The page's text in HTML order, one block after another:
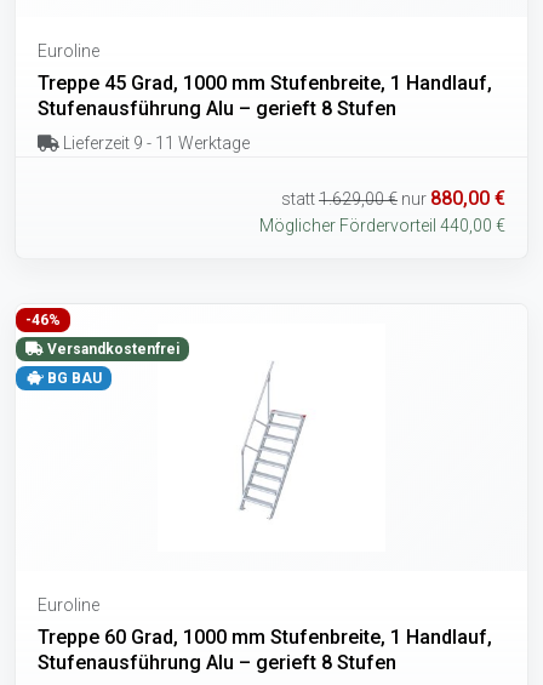
Euroline
Treppe 45 Grad, 1000 mm Stufenbreite, 1 Handlauf,
Stufenausführung Alu – gerieft 8 Stufen
Lieferzeit 9 - 11 Werktage
statt1.629,00 € nur 880,00 €
Möglicher Fördervorteil 440,00 €
-46%
Versandkostenfrei
BG BAU
Euroline
Treppe 60 Grad, 1000 mm Stufenbreite, 1 Handlauf,
Stufenausführung Alu – gerieft 8 Stufen